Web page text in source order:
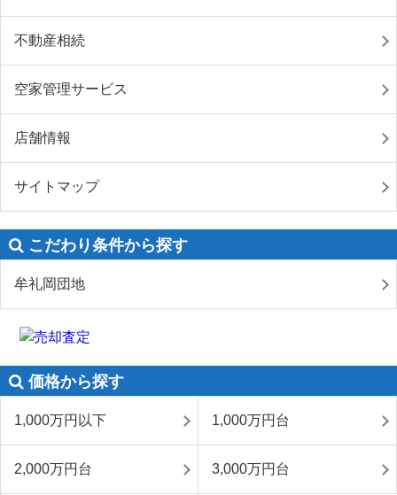
不動産相続
空家管理サービス
店舗情報
サイトマップ
こだわり条件から探す
牟礼岡団地
価格から探す
1,000万円以下 1,000万円台
2,000万円台 3,000万円台